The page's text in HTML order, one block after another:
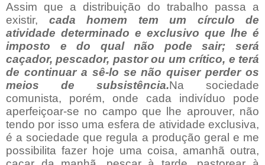
Assim que a distribuição do trabalho passa a
existir, cada homem tem um círculo de
atividade determinado e exclusivo que lhe é
imposto e do qual não pode sair; será
caçador, pescador, pastor ou um crítico, e terá
de continuar a sê-lo se não quiser perder os
meios de subsistência.Na sociedade
comunista, porém, onde cada indivíduo pode
aperfeiçoar-se no campo que lhe aprouver, não
tendo por isso uma esfera de atividade exclusiva,
é a sociedade que regula a produção geral e me
possibilita fazer hoje uma coisa, amanhã outra,